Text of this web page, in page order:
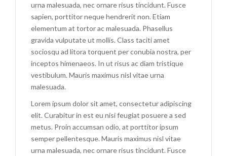
urna malesuada, nec ornare risus tincidunt. Fusce
sapien, porttitor neque hendrerit non. Etiam
elementum at tortor ac malesuada. Phasellus
gravida vulputate ut mollis. Class taciti amet
sociosqu ad litora torquent per conubia nostra, per
inceptos himenaeos. In ut risus ac diam tristique
vestibulum. Mauris maximus nisl vitae urna
malesuada.
Lorem ipsum dolor sit amet, consectetur adipiscing
elit. Curabitur in est eu nisi feugiat posuere a sed
metus. Proin accumsan odio, at porttitor ipsum
semper pellentesque. Mauris maximus nisl vitae
urna malesuada, nec ornare risus tincidunt. Fusce